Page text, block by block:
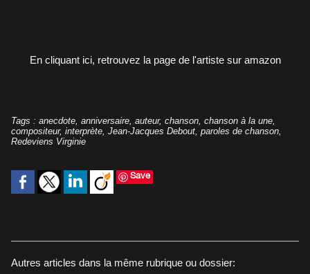
En cliquant ici, retrouvez la page de l'artiste sur amazon
Tags : anecdote anniversaire auteur, chanson chanson à la une
compositeur, interprète Jean-Jacques Debout paroles de chanson
Redeviens Virginie
Save
Autres articles dans la même rubrique ou dossier: